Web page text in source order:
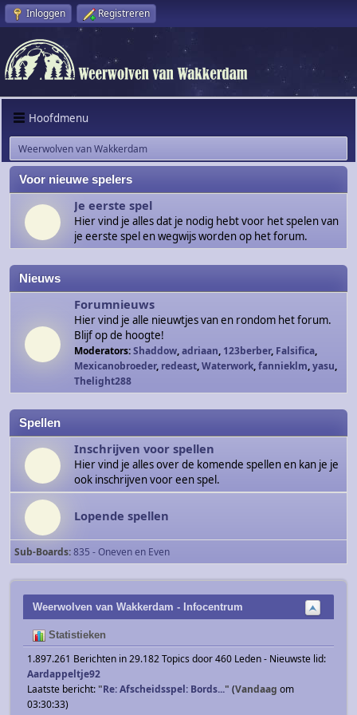
Inloggen Registreren
Hoofdmenu
Weerwolven van Wakkerdam
Voor nieuwe spelers
Je eerste spel
Hier vind je alles dat je nodig hebt voor het spelen van
je eerste spel en wegwijs worden op het forum.
Nieuws
Forumnieuws
Hier vind je alle nieuwtjes van en rondom het forum.
Blijf op de hoogte!
Moderators:Shaddow,adriaan, 123berber, Falsifica,
Mexicanobroeder, redeast,Waterwork,fannieklm,yasu,
Thelight288
Spellen
Inschrijven voor spellen
Hier vind je alles over de komende spellen en kan je je
ook inschrijven voor een spel.
Lopende spellen
Sub-Boards 835 - Oneven en Even
Weerwolven van Wakkerdam - Infocentrum
Statistieken
1.897.261 Berichten in 29.182 Topics door 460 Leden - Nieuwste lid:
Aardappeltje92
Laatste bericht:"Re: Afscheidsspel: Bords..." (Vandaag om
03:30:33)